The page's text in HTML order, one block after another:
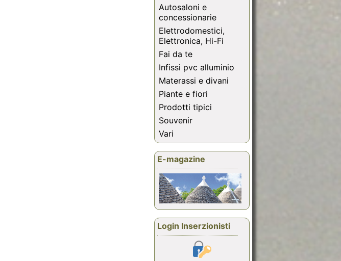
Autosaloni e
concessionarie
Elettrodomestici,
Elettronica, Hi-Fi
Fai da te
Infissi pvc alluminio
Materassi e divani
Piante e fiori
Prodotti tipici
Souvenir
Vari
E-magazine
Login Inserzionisti